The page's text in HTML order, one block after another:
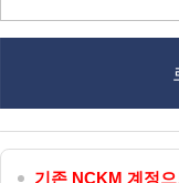
기존 NCKM 계정